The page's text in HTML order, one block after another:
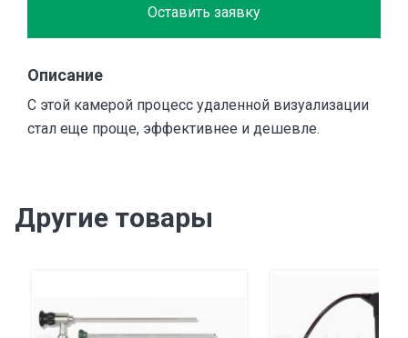
Оставить заявку
Описание
С этой камерой процесс удаленной визуализации
стал еще проще, эффективнее и дешевле.
Другие товары